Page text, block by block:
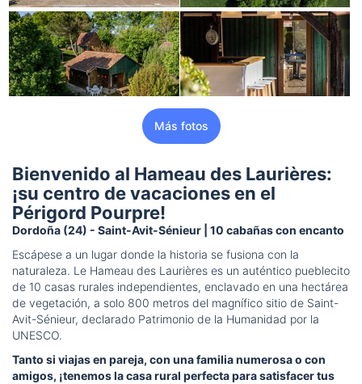
Más fotos
Bienvenido al Hameau des Laurières:
¡su centro de vacaciones en el
Périgord Pourpre!
Dordoña (24) - Saint-Avit-Sénieur | 10 cabañas con encanto
Escápese a un lugar donde la historia se fusiona con la
naturaleza. Le Hameau des Laurières es un auténtico pueblecito
de 10 casas rurales independientes, enclavado en una hectárea
de vegetación, a solo 800 metros del magnífico sitio de Saint-
Avit-Sénieur, declarado Patrimonio de la Humanidad por la
UNESCO.
Tanto si viajas en pareja, con una familia numerosa o con
amigos, ¡tenemos la casa rural perfecta para satisfacer tus